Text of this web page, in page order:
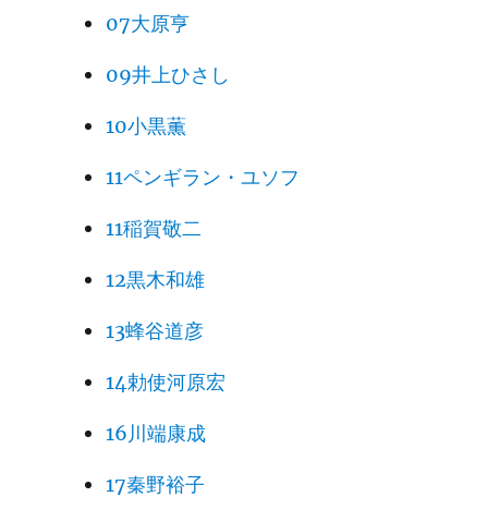
07大原亨
09井上ひさし
10小黒薫
11ペンギラン・ユソフ
11稲賀敬二
12黒木和雄
13蜂谷道彦
14勅使河原宏
16川端康成
17秦野裕子